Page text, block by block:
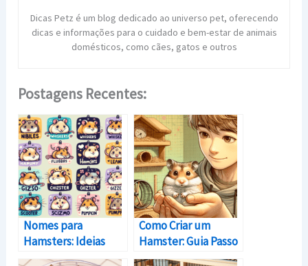
Dicas Petz é um blog dedicado ao universo pet, oferecendo
dicas e informações para o cuidado e bem-estar de animais
domésticos, como cães, gatos e outros
Postagens Recentes:
Nomes para
Hamsters: Ideias
Divertidas e Criativas
Como Criar um
Hamster: Guia Passo
a Passo